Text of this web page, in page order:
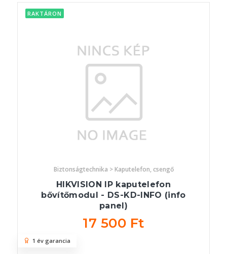
RAKTÁRON
Biztonságtechnika > Kaputelefon, csengő
HIKVISION IP kaputelefon
bővítőmodul - DS-KD-INFO (info
panel)
17 500 Ft
1 év garancia